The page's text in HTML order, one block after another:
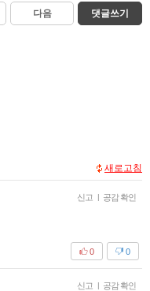
다음 댓글쓰기
새로고침
신고 | 공감 확인
0
0
신고 | 공감 확인